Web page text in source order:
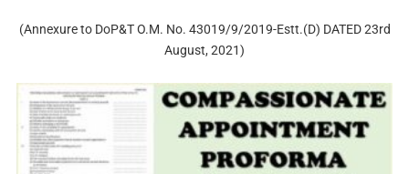
(Annexure to DoP&T O.M. No. 43019/9/2019-Estt.(D) DATED 23rd
August, 2021)